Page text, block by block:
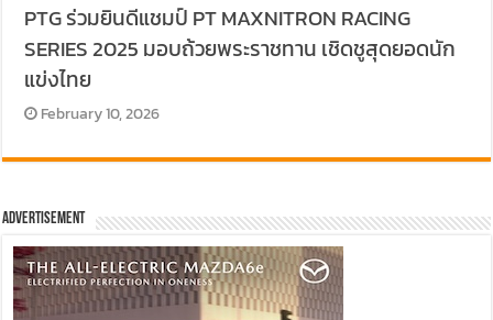
PTG ร่วมยินดีแชมป์ PT MAXNITRON RACING
SERIES 2025 มอบถ้วยพระราชทาน เชิดชูสุดยอดนัก
แข่งไทย
February 10, 2026
Advertisement